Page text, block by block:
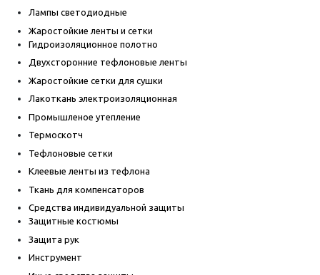
Лампы светодиодные
Жаростойкие ленты и сетки
Гидроизоляционное полотно
Двухсторонние тефлоновые ленты
Жаростойкие сетки для сушки
Лакоткань электроизоляционная
Промышленое утепление
Термоскотч
Тефлоновые сетки
Клеевые ленты из тефлона
Ткань для компенсаторов
Средства индивидуальной защиты
Защитные костюмы
Защита рук
Инструмент